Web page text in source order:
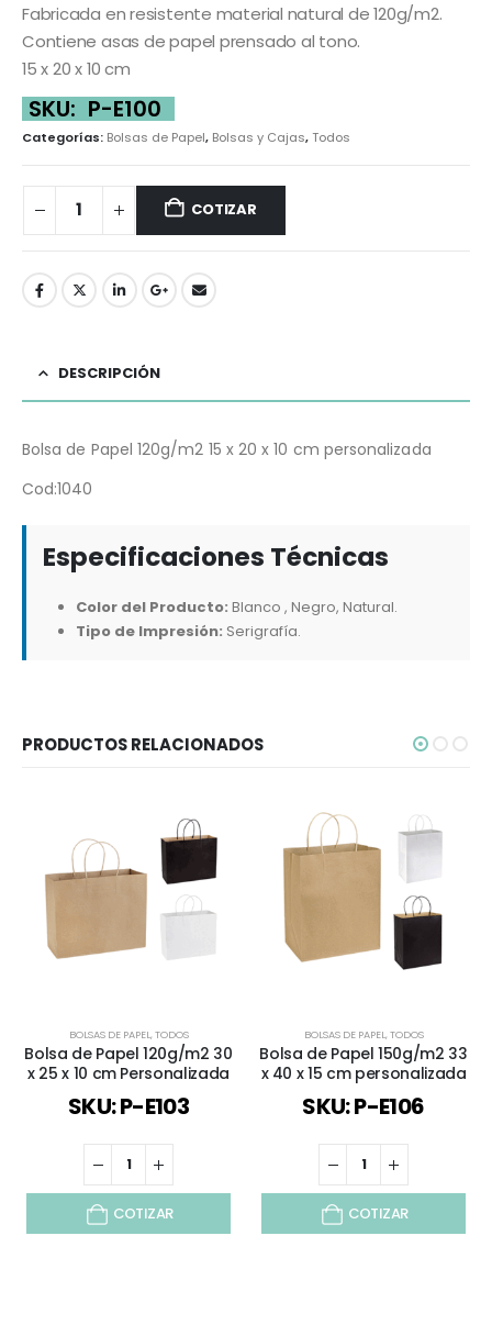
Fabricada en resistente material natural de 120g/m2.
Contiene asas de papel prensado al tono.
15 x 20 x 10 cm
SKU: P-E100
Categorías: Bolsas de Papel, Bolsas y Cajas,Todos
COTIZAR
DESCRIPCIÓN
Bolsa de Papel 120g/m2 15 x 20 x 10 cm personalizada
Cod:1040
Especificaciones Técnicas
Color del Producto: Blanco , Negro, Natural.
Tipo de Impresión: Serigrafía.
PRODUCTOS RELACIONADOS
BOLSAS DE PAPEL,TODOS
Bolsa de Papel 120g/m2 30
x 25 x 10 cm Personalizada
SKU: P-E103
COTIZAR
BOLSAS DE PAPEL,TODOS
Bolsa de Papel 150g/m2 33
x 40 x 15 cm personalizada
SKU: P-E106
COTIZAR